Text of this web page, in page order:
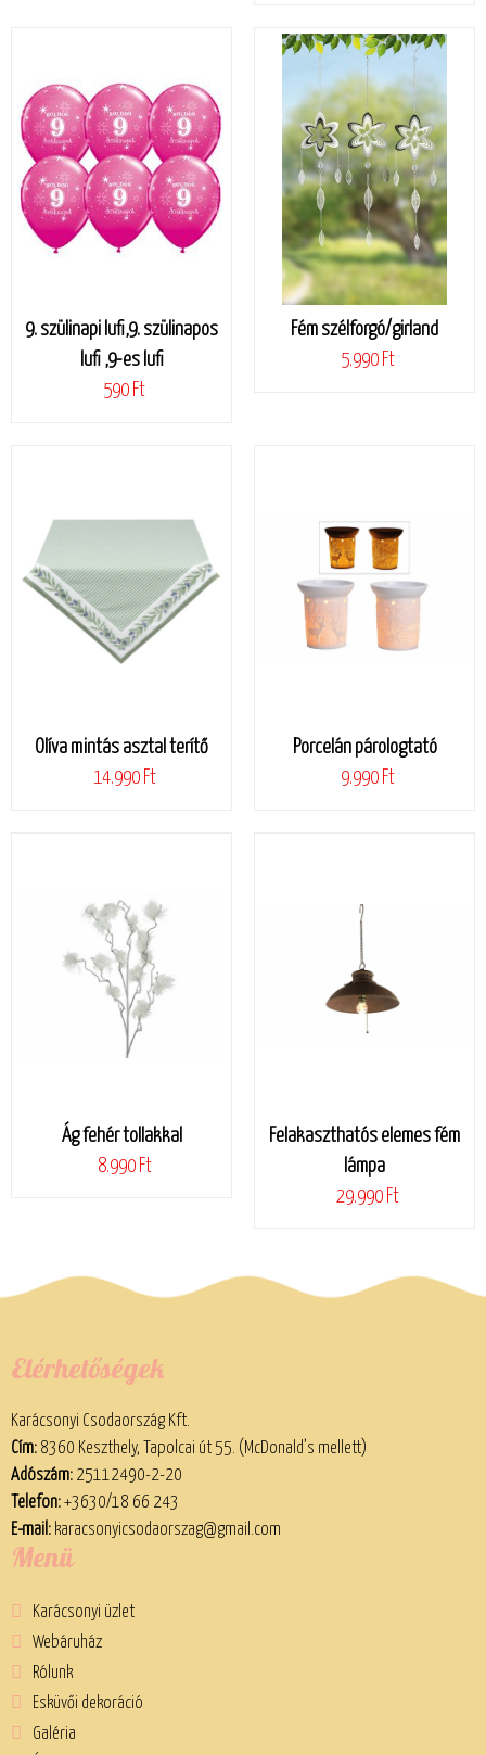
9. szülinapi lufi,9. szülinapos
lufi ,9-es lufi
590 Ft
Fém szélforgó/girland
5.990 Ft
Olíva mintás asztal terítő
14.990 Ft
Porcelán párologtató
9.990 Ft
Ág fehér tollakkal
8.990 Ft
Felakaszthatós elemes fém
lámpa
29.990 Ft
Elérhetőségek
Karácsonyi Csodaország Kft.
Cím:8360 Keszthely, Tapolcai út 55. (McDonald’s mellett)
Adószám:25112490-2-20
Telefon:+3630/18 66 243
E-mail: karacsonyicsodaorszag@gmail.com
Menü
Karácsonyi üzlet
Webáruház
Rólunk
Esküvői dekoráció
Galéria